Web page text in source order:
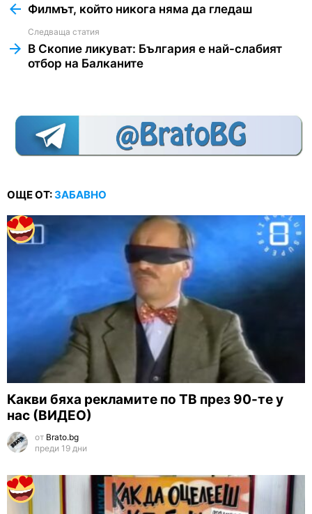
moreФилмът, който никога няма да гледаш
Следваща статия
В Скопие ликуват: България е най-слабият
отбор на Балканите
ОЩЕ ОТ:ЗАБАВНО
Какви бяха рекламите по ТВ през 90-те у
нас (ВИДЕО)
от Brato.bg
преди 19 дни